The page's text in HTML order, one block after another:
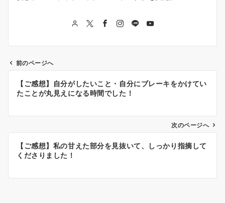
稿
シ
前のページへ
【ご感想】自分がしたいこと・自分にブレーキをかけてい
たことが丸見えになる時間でした！
次のページへ
【ご感想】私の甘えた部分を見抜いて、しっかり指摘して
くださりました！